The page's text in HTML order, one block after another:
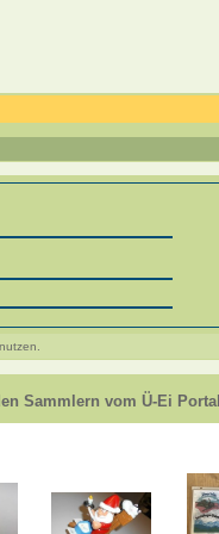
Reihe
Sammlern vom Ü-Ei Portal